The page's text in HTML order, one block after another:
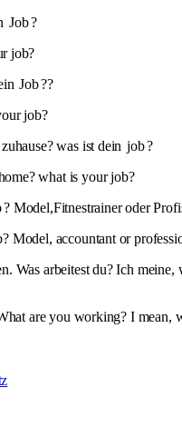
Job?
job?
Job??
job?
was ist dein job?
what is your job?
? Model,Fitnestrainer oder
Model, accountant or
Was arbeitest du? Ich meine,
are you working? I mean,